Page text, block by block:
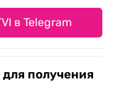
в Telegram
получения